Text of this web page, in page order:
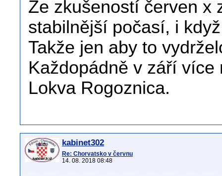
Ze zkušeností červen x
stabilnější počasí, i
Takže jen aby to
Každopádně v září
Lokva Rogoznica.
kabinet302
Re: Chorvatsko v červnu
14. 08. 2018 08:48